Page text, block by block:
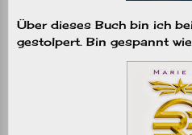
Über dieses Buch bin ich
gestolpert. Bin gespannt